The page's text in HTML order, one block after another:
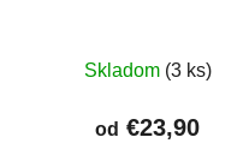
hodnotenie
produktu
Skladom (3 ks)
od €23,90